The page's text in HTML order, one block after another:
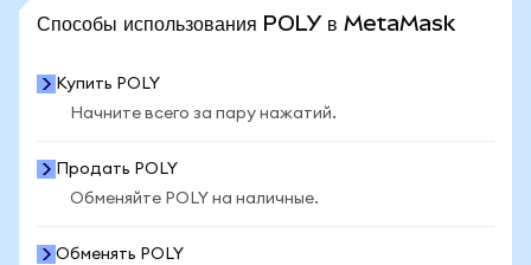
Способы использования POLY в MetaMask
Купить POLY
Начните всего за пару нажатий.
Продать POLY
Обменяйте POLY на наличные.
Обменять POLY